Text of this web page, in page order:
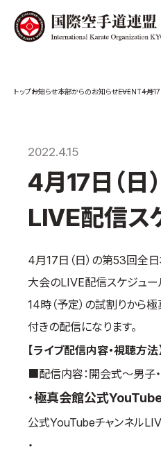
大山
松井
極真
極真
役員
各委
国際
お知らせ
本部
支部
公式
お知らせ本部からのお知らせEVENT4月17
2022.4.15
4月17日（日
LIVE配信ス
4月17日（日）の第53回全
大会のLIVE配信スケジュー
14時（予定）の試割りから
付きの配信になります。
【ライブ配信内容・視聴方法】
■配信内容：開会式～男子
・極真会館公式YouTube
公式YouTubeチャンネル
・